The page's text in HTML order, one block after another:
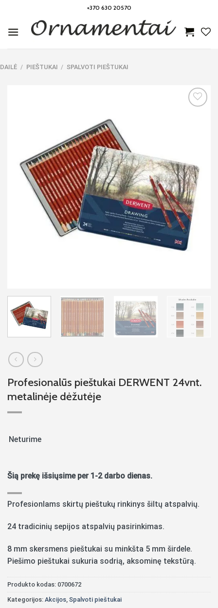
content
+370 630 20570
DAILĖ / PIEŠTUKAI / SPALVOTI PIEŠTUKAI
Profesionalūs pieštukai DERWENT 24vnt.
metalinėje dėžutėje
Neturime
Šią prekę išsiųsime per 1-2 darbo dienas.
Profesionlams skirtų pieštukų rinkinys šiltų atspalvių.
24 tradicinių sepijos atspalvių pasirinkimas.
8 mm skersmens pieštukai su minkšta 5 mm širdele.
Piešimo pieštukai sukuria sodrią, aksominę tekstūrą.
Produkto kodas: 0700672
Kategorijos: Akcijos, Spalvoti pieštukai